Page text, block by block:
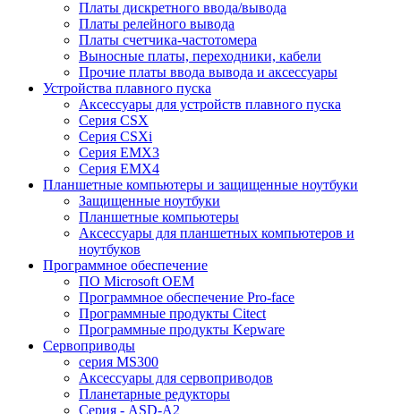
Платы дискретного ввода/вывода
Платы релейного вывода
Платы счетчика-частотомера
Выносные платы, переходники, кабели
Прочие платы ввода вывода и аксессуары
Устройства плавного пуска
Аксессуары для устройств плавного пуска
Серия CSX
Серия CSXi
Серия EMX3
Серия EMX4
Планшетные компьютеры и защищенные ноутбуки
Защищенные ноутбуки
Планшетные компьютеры
Аксессуары для планшетных компьютеров и
ноутбуков
Программное обеспечение
ПО Microsoft OEM
Программное обеспечение Pro-face
Программные продукты Citect
Программные продукты Kepware
Сервоприводы
серия MS300
Аксессуары для сервоприводов
Планетарные редукторы
Серия - ASD-A2